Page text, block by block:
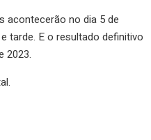
acontecerão no dia 5 de
tarde. E o resultado definitivo
2023.